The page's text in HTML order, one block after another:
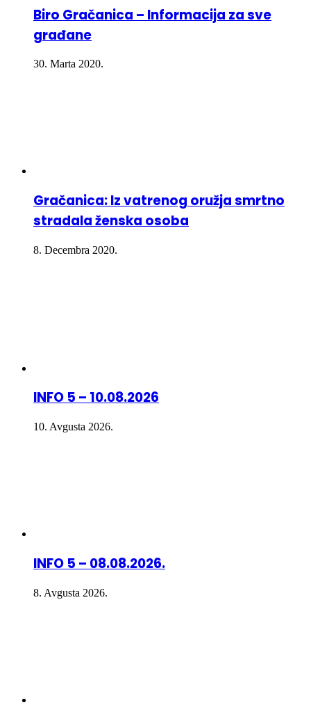
Biro Gračanica – Informacija za sve
građane
30. Marta 2020.
Gračanica: Iz vatrenog oružja smrtno
stradala ženska osoba
8. Decembra 2020.
INFO 5 – 10.08.2026
10. Avgusta 2026.
INFO 5 – 08.08.2026.
8. Avgusta 2026.